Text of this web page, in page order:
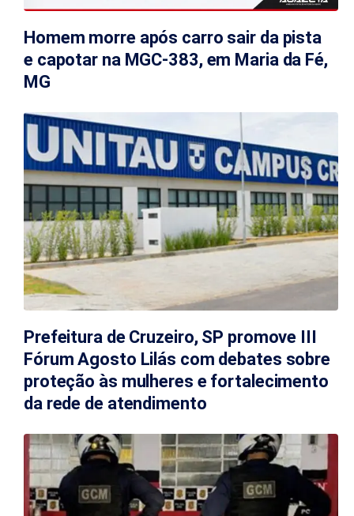
Homem morre após carro sair da pista
e capotar na MGC-383, em Maria da Fé,
MG
Prefeitura de Cruzeiro, SP promove III
Fórum Agosto Lilás com debates sobre
proteção às mulheres e fortalecimento
da rede de atendimento